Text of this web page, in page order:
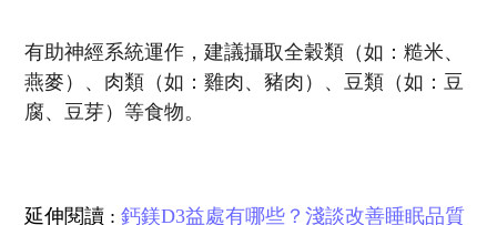
有助神經系統運作，建議攝取全穀類（如：糙米、
燕麥）、肉類（如：雞肉、豬肉）、豆類（如：豆
腐、豆芽）等食物。
延伸閱讀 : 鈣鎂D3益處有哪些？淺談改善睡眠品質